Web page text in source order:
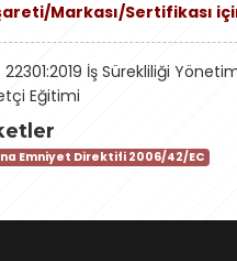
Markası/Sertifikası
22301:2019 İş Sürekliliği
Eğitimi
Emniyet Direktifi 2006/42/EC